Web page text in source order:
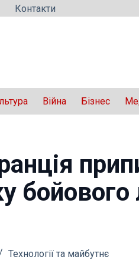
Контакти
Війна Бізнес
бойового
Технології та майбутнє